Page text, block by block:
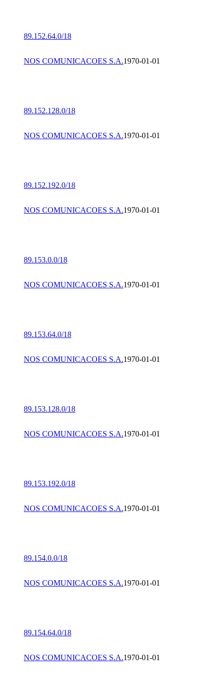
89.152.64.0/18
NOS COMUNICACOES S.A.1970-01-01
89.152.128.0/18
NOS COMUNICACOES S.A.1970-01-01
89.152.192.0/18
NOS COMUNICACOES S.A.1970-01-01
89.153.0.0/18
NOS COMUNICACOES S.A.1970-01-01
89.153.64.0/18
NOS COMUNICACOES S.A.1970-01-01
89.153.128.0/18
NOS COMUNICACOES S.A.1970-01-01
89.153.192.0/18
NOS COMUNICACOES S.A.1970-01-01
89.154.0.0/18
NOS COMUNICACOES S.A.1970-01-01
89.154.64.0/18
NOS COMUNICACOES S.A.1970-01-01